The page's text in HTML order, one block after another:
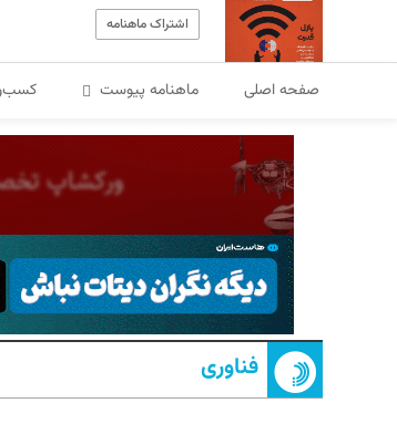
اشتراک ماهنامه
صفحه اصلی ماهنامه پیوست
فناوری